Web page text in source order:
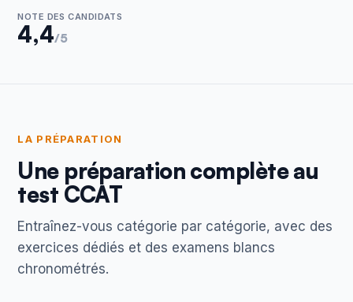
NOTE DES CANDIDATS
4,4/5
LA PRÉPARATION
Une préparation complète au
test CCAT
Entraînez-vous catégorie par catégorie, avec des
exercices dédiés et des examens blancs
chronométrés.